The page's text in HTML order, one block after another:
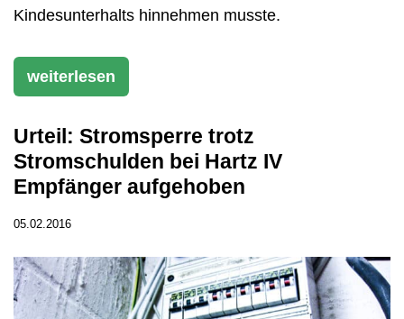
Kindesunterhalts hinnehmen musste.
weiterlesen
Urteil: Stromsperre trotz
Stromschulden bei Hartz IV
Empfänger aufgehoben
05.02.2016